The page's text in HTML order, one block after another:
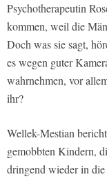
Psychotherapeutin
kommen, weil die
Doch was sie sagt,
es wegen guter
wahrnehmen, vor
ihr?
Wellek-Mestian
gemobbten Kindern,
dringend wieder in